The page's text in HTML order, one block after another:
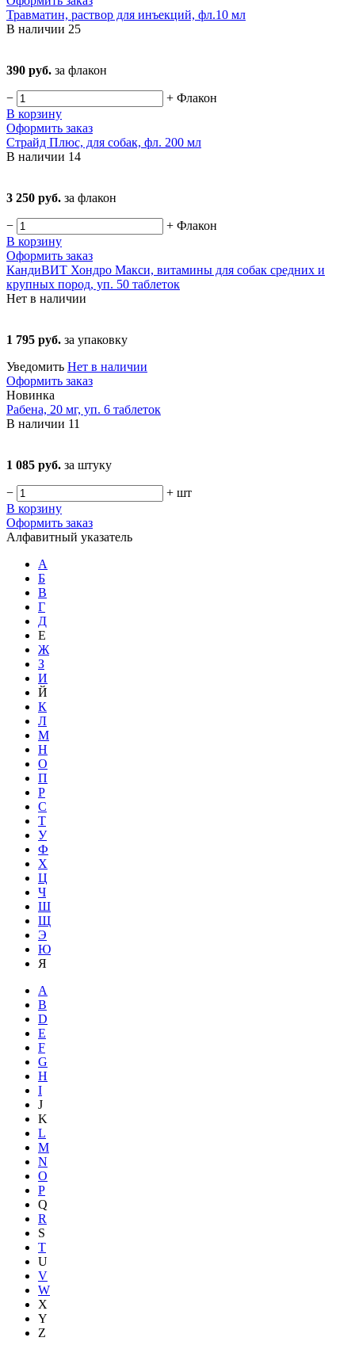
Травматин, раствор для инъекций, фл.10 мл
В наличии 25
390 руб. за флакон
− + Флакон
В корзину
Оформить заказ
Страйд Плюс, для собак, фл. 200 мл
В наличии 14
3 250 руб. за флакон
− + Флакон
В корзину
Оформить заказ
КандиВИТ Хондро Макси, витамины для собак средних и
крупных пород, уп. 50 таблеток
Нет в наличии
1 795 руб. за упаковку
Уведомить Нет в наличии
Оформить заказ
Новинка
Рабена, 20 мг, уп. 6 таблеток
В наличии 11
1 085 руб. за штуку
− + шт
В корзину
Оформить заказ
Алфавитный указатель
А
Б
В
Г
Д
Е
Ж
З
И
Й
К
Л
М
Н
О
П
Р
С
Т
У
Ф
Х
Ц
Ч
Ш
Щ
Э
Ю
Я
A
B
D
E
F
G
H
I
J
K
L
M
N
O
P
Q
R
S
T
U
V
W
X
Y
Z